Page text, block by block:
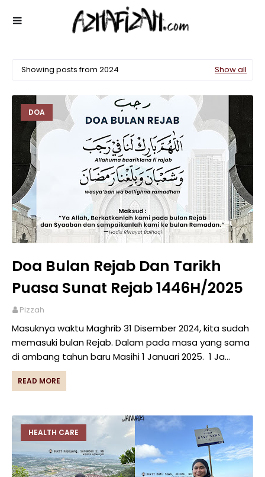
Showing posts from 2024 Show all
DOA
Doa Bulan Rejab Dan Tarikh
Puasa Sunat Rejab 1446H/2025
Pizzah
Masuknya waktu Maghrib 31 Disember 2024, kita sudah
memasuki bulan Rejab. Dalam pada masa yang sama
di ambang tahun baru Masihi 1 Januari 2025. 1 Ja…
READ MORE
HEALTH CARE